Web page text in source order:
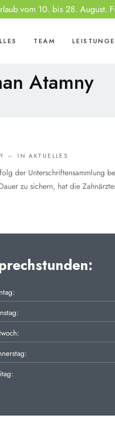
vom 10. bis 28. August.
TEAM
Atamny
INAKTUELLES
der
zu sichern, hat die